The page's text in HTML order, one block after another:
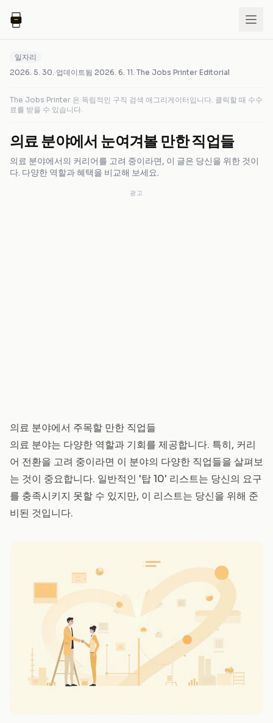
일자리
2026. 5. 30.·업데이트됨 2026. 6. 11.·The Jobs Printer Editorial
The Jobs Printer 은 독립적인 구직 검색 애그리게이터입니다. 클릭할 때 수수
료를 받을 수 있습니다.
의료 분야에서 눈여겨볼 만한 직업들
의료 분야에서의 커리어를 고려 중이라면, 이 글은 당신을 위한 것이
다. 다양한 역할과 혜택을 비교해 보세요.
광고
의료 분야에서 주목할 만한 직업들
의료 분야는 다양한 역할과 기회를 제공합니다. 특히, 커리
어 전환을 고려 중이라면 이 분야의 다양한 직업들을 살펴보
는 것이 중요합니다. 일반적인 '탑 10' 리스트는 당신의 요구
를 충족시키지 못할 수 있지만, 이 리스트는 당신을 위해 준
비된 것입니다.